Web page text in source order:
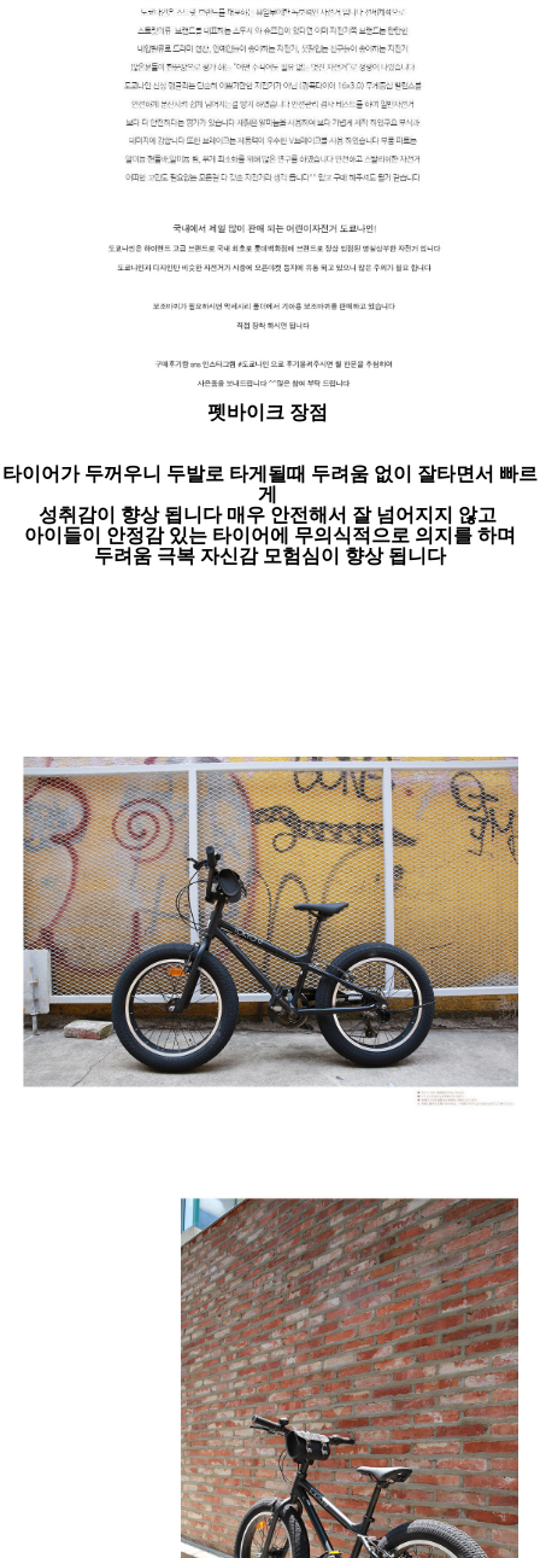
펫바이크 장점
타이어가 두꺼우니 두발로 타게될때 두려움 없이 잘타면서 빠르
게
성취감이 향상 됩니다 매우 안전해서 잘 넘어지지 않고
아이들이 안정감 있는 타이어에 무의식적으로 의지를 하며
두려움 극복 자신감 모험심이 향상 됩니다